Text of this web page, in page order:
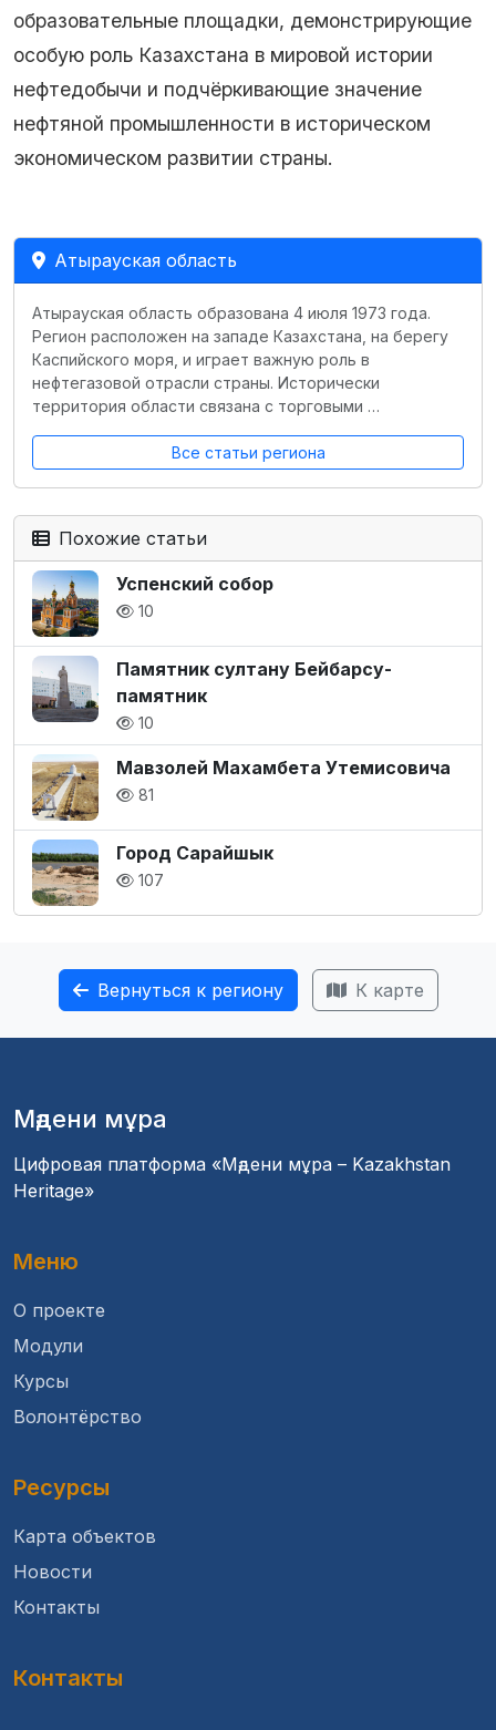
образовательные площадки, демонстрирующие
особую роль Казахстана в мировой истории
нефтедобычи и подчёркивающие значение
нефтяной промышленности в историческом
экономическом развитии страны.
Атырауская область
Атырауская область образована 4 июля 1973 года.
Регион расположен на западе Казахстана, на берегу
Каспийского моря, и играет важную роль в
нефтегазовой отрасли страны. Исторически
территория области связана с торговыми …
Все статьи региона
Похожие статьи
Успенский собор
10
Памятник султану Бейбарсу-
памятник
10
Мавзолей Махамбета Утемисовича
81
Город Сарайшык
107
Вернуться к региону К карте
Мәдени мұра
Цифровая платформа «Мәдени мұра – Kazakhstan
Heritage»
Меню
О проекте
Модули
Курсы
Волонтёрство
Ресурсы
Карта объектов
Новости
Контакты
Контакты